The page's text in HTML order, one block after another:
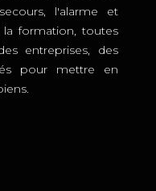
l'alarme et
formation, toutes
entreprises, des
pour mettre en